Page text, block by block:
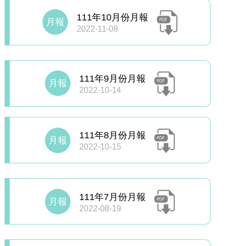
月報 111年10月份月報
2022-11-08
月報 111年9月份月報
2022-10-14
月報 111年8月份月報
2022-10-15
月報 111年7月份月報
2022-08-19